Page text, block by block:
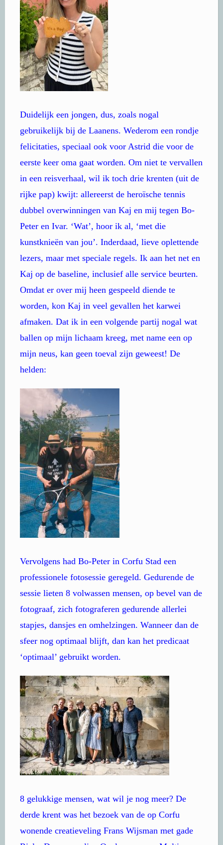
Duidelijk een jongen, dus, zoals nogal
gebruikelijk bij de Laanens. Wederom een rondje
felicitaties, speciaal ook voor Astrid die voor de
eerste keer oma gaat worden. Om niet te vervallen
in een reisverhaal, wil ik toch drie krenten (uit de
rijke pap) kwijt: allereerst de heroïsche tennis
dubbel overwinningen van Kaj en mij tegen Bo-
Peter en Ivar. ‘Wat’, hoor ik al, ‘met die
kunstknieën van jou’. Inderdaad, lieve oplettende
lezers, maar met speciale regels. Ik aan het net en
Kaj op de baseline, inclusief alle service beurten.
Omdat er over mij heen gespeeld diende te
worden, kon Kaj in veel gevallen het karwei
afmaken. Dat ik in een volgende partij nogal wat
ballen op mijn lichaam kreeg, met name een op
mijn neus, kan geen toeval zijn geweest! De
helden:
Vervolgens had Bo-Peter in Corfu Stad een
professionele fotosessie geregeld. Gedurende de
sessie lieten 8 volwassen mensen, op bevel van de
fotograaf, zich fotograferen gedurende allerlei
stapjes, dansjes en omhelzingen. Wanneer dan de
sfeer nog optimaal blijft, dan kan het predicaat
‘optimaal’ gebruikt worden.
8 gelukkige mensen, wat wil je nog meer? De
derde krent was het bezoek van de op Corfu
wonende creatieveling Frans Wijsman met gade